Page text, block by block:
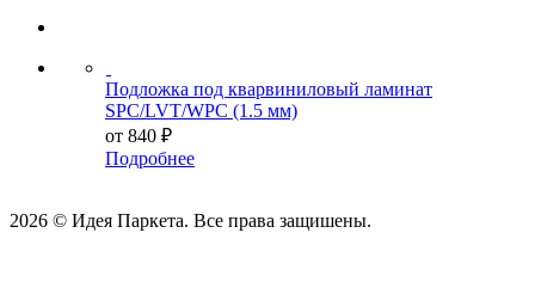
Подложка под кварвиниловый ламинат
SPC/LVT/WPC (1.5 мм)
от 840 ₽
Подробнее
2026 © Идея Паркета. Все права защишены.